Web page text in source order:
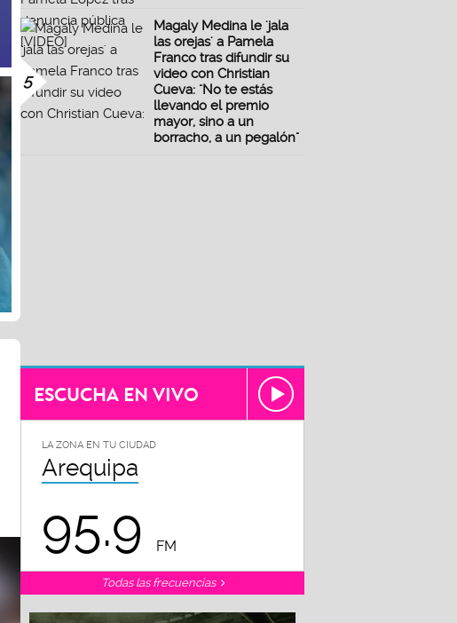
5
Magaly Medina le 'jala
las orejas' a Pamela
Franco tras difundir su
video con Christian
Cueva: "No te estás
llevando el premio
mayor, sino a un
borracho, a un pegalón"
ESCUCHA EN VIVO
LA ZONA EN TU CIUDAD
Arequipa
95.9 FM
Todas las frecuencias